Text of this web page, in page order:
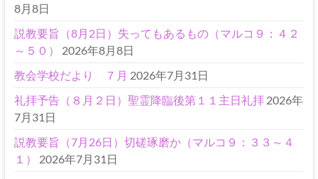
8月8日
説教要旨（8月2日）失ってもあるもの（マルコ９：４２
～５０）
2026年8月8日
教会学校だより ７月 2026年7月31日
礼拝予告（８月２日）聖霊降臨後第１１主日礼拝 2026年
7月31日
説教要旨（7月26日）切磋琢磨か（マルコ９：３３～４
１）
2026年7月31日